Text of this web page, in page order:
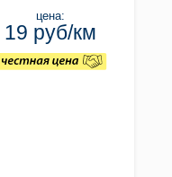
цена:
19 руб/км